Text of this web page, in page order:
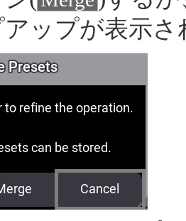
ップが表示さ